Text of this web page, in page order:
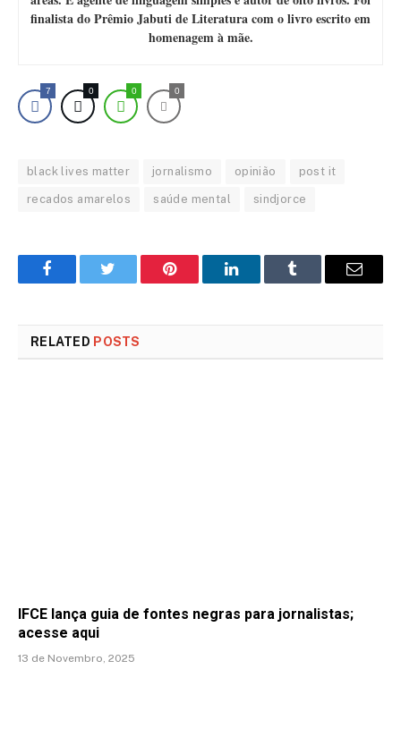
finalista do Prêmio Jabuti de Literatura com o livro escrito em
homenagem à mãe.
7 0 0 0
black lives matter jornalismo opinião post it
recados amarelos saúde mental sindjorce
FacebookTwitter Pinterest LinkedInTumblr Email
RELATED POSTS
IFCE lança guia de fontes negras para jornalistas;
acesse aqui
13 de Novembro, 2025